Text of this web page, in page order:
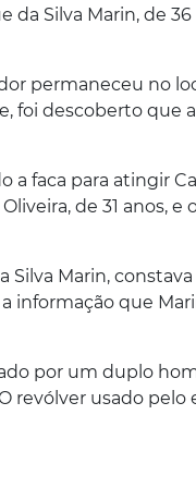
Silva Marin, de
permaneceu no
foi descoberto que
a faca para atingir
de 31 anos,
Silva Marin,
informação que
por um duplo
revólver usado pelo